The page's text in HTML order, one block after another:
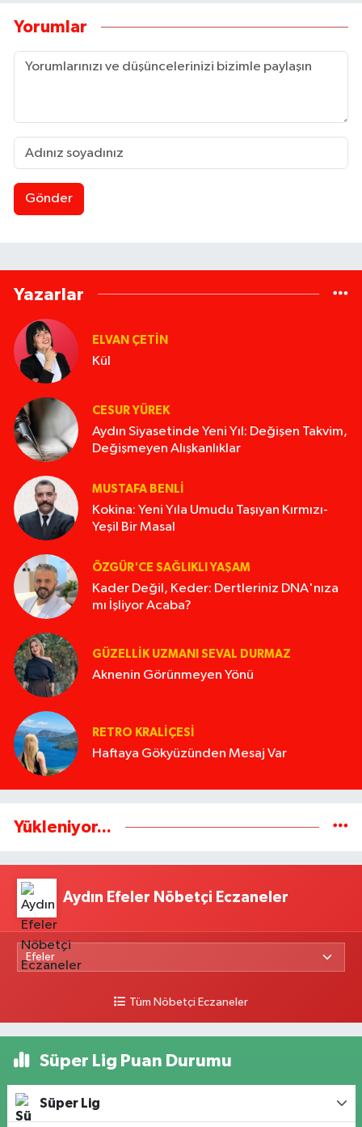
Yorumlar
Gönder
Yazarlar
ELVAN ÇETIN
Kül
CESUR YÜREK
Aydın Siyasetinde Yeni Yıl: Değişen Takvim,
Değişmeyen Alışkanlıklar
MUSTAFA BENLI
Kokina: Yeni Yıla Umudu Taşıyan Kırmızı-
Yeşil Bir Masal
ÖZGÜR'CE SAĞLIKLI YAŞAM
Kader Değil, Keder: Dertleriniz DNA'nıza
mı İşliyor Acaba?
GÜZELLIK UZMANI SEVAL DURMAZ
Aknenin Görünmeyen Yönü
RETRO KRALIÇESI
Haftaya Gökyüzünden Mesaj Var
Yükleniyor...
Aydın Efeler Nöbetçi Eczaneler
Tüm Nöbetçi Eczaneler
Süper Lig Puan Durumu
Süper Lig